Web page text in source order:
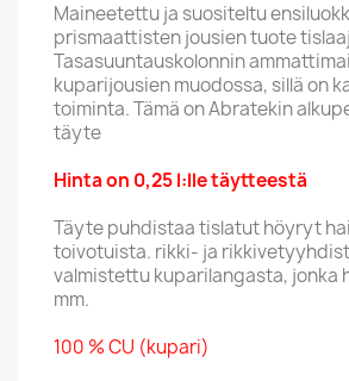
Maineetettu ja suositeltu
prismaattisten jousien tuote
Tasasuuntauskolonnin
kuparijousien muodossa, sillä on
toiminta. Tämä on Abratekin
täyte
Hinta on 0,25 l:lle täytteestä
Täyte puhdistaa tislatut höyryt
toivotuista. rikki- ja
valmistettu kuparilangasta, jonka
mm.
100 % CU (kupari)